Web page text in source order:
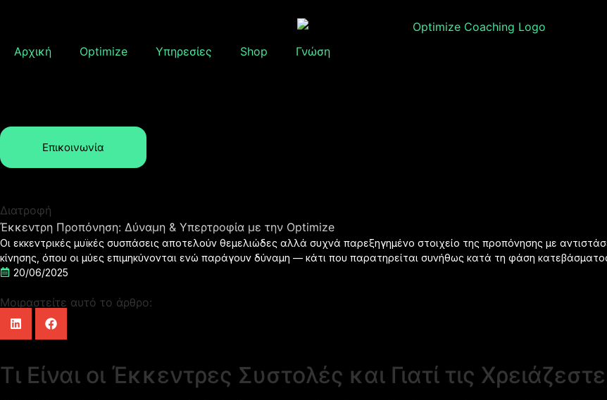
Αρχική Optimize Υπηρεσίες Shop Γνώση
Επικοινωνία
Διατροφή
Έκκεντρη Προπόνηση: Δύναμη & Υπερτροφία με την Optimize
Οι εκκεντρικές μυϊκές συσπάσεις αποτελούν θεμελιώδες αλλά συχνά παρεξηγημένο στοιχείο της προπόνησης με
κίνησης, όπου οι μύες επιμηκύνονται ενώ παράγουν δύναμη — κάτι που παρατηρείται συνήθως κατά τη φάση
20/06/2025
Μοιραστείτε αυτό το άρθρο:
Τι Είναι οι Έκκεντρες Συστολές και Γιατί τις